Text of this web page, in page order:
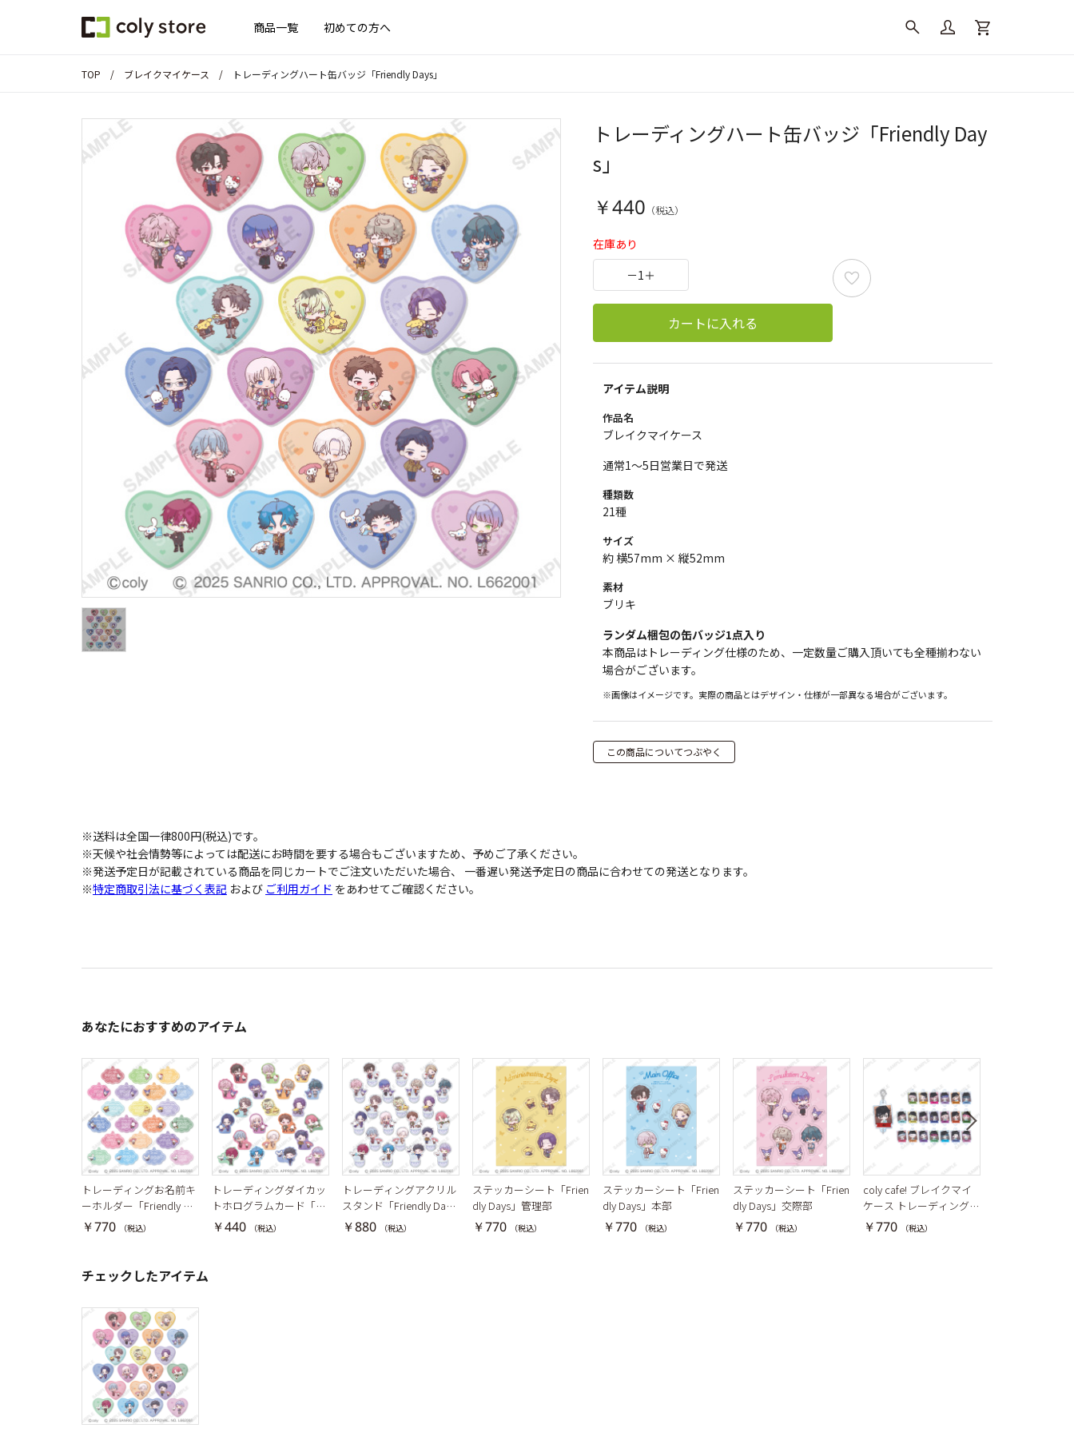
商品一覧 初めての方へ
TOP ブレイクマイケース トレーディングハート缶バッジ「Friendly Days」
トレーディングハート缶バッジ「Friendly Day
s」
￥440
在庫あり
－1＋
カートに入れる
アイテム説明
作品名
ブレイクマイケース
通常1～5日営業日で発送
種類数
21種
サイズ
約 横57mm × 縦52mm
素材
ブリキ
ランダム梱包の缶バッジ1点入り
本商品はトレーディング仕様のため、一定数量ご購入頂いても全種揃わない
場合がございます。
※画像はイメージです。実際の商品とはデザイン・仕様が一部異なる場合がございます。
この商品についてつぶやく
※送料は全国一律800円(税込)です。
※天候や社会情勢等によっては配送にお時間を要する場合もございますため、予めご了承ください。
※発送予定日が記載されている商品を同じカートでご注文いただいた場合、 一番遅い発送予定日の商品に合わせての発送となります。
※特定商取引法に基づく表記 および ご利用ガイド をあわせてご確認ください。
あなたにおすすめのアイテム
トレーディングお名前キ
ーホルダー「Friendly Da
ys」
￥770 （税込）
トレーディングダイカッ
トホログラムカード「Fri
endly Days」
￥440 （税込）
トレーディングアクリル
スタンド「Friendly Day
s」
￥880 （税込）
ステッカーシート「Frien
dly Days」管理部
￥770 （税込）
ステッカーシート「Frien
dly Days」本部
￥770 （税込）
ステッカーシート「Frien
dly Days」交際部
￥770 （税込）
coly cafe! ブレイクマイ
ケース トレーディング連
結アクリルチャーム
￥770 （税込）
チェックしたアイテム